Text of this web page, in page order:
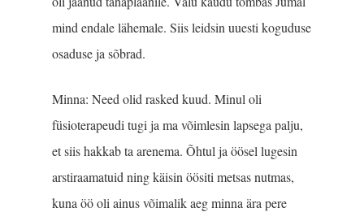
mind endale lähemale. Siis leidsin uuesti koguduse
osaduse ja sõbrad.
Minna: Need olid rasked kuud. Minul oli
füsioterapeudi tugi ja ma võimlesin lapsega palju,
et siis hakkab ta arenema. Õhtul ja öösel lugesin
arstiraamatuid ning käisin öösiti metsas nutmas,
kuna öö oli ainus võimalik aeg minna ära pere